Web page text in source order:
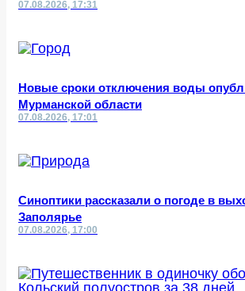
07.08.2026, 17:31
Новые сроки отключения воды
Мурманской области
07.08.2026, 17:01
Синоптики рассказали о погоде в
Заполярье
07.08.2026, 17:00